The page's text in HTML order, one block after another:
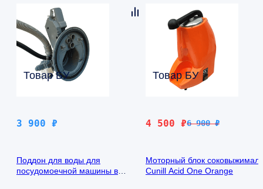
Товар БУ
3 900 ₽
Поддон для воды для
посудомоечной машины в
Товар БУ
6 900₽
Первоначальная
6
4 500 ₽
Текущая
500 ₽.
Моторный блок
Cunill Acid One Orange